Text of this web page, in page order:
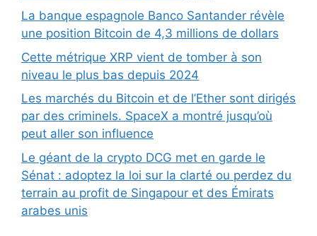
La banque espagnole Banco Santander révèle
une position Bitcoin de 4,3 millions de dollars
Cette métrique XRP vient de tomber à son
niveau le plus bas depuis 2024
Les marchés du Bitcoin et de l’Ether sont dirigés
par des criminels. SpaceX a montré jusqu’où
peut aller son influence
Le géant de la crypto DCG met en garde le
Sénat : adoptez la loi sur la clarté ou perdez du
terrain au profit de Singapour et des Émirats
arabes unis